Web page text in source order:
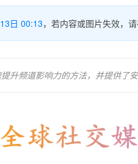
日 00:13，若内容或图片失效，
升频道影响力的方法，并提供了